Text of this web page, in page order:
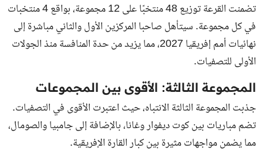
تضمنت القرعة توزيع 48 منتخبًا على 12 مجموعة، بواقع 4 منتخبات
في كل مجموعة. سيتأهل صاحبا المركزين الأول والثاني مباشرة إلى
نهائيات أمم إفريقيا 2027، مما يزيد من حدة المنافسة منذ الجولات
الأولى للتصفيات.
المجموعة الثالثة: الأقوى بين المجموعات
جذبت المجموعة الثالثة الانتباه، حيث اعتبرت الأقوى في التصفيات.
تضم مباريات بين كوت ديفوار وغانا، بالإضافة إلى جامبيا والصومال،
مما يضمن مواجهات مثيرة بين كبار القارة الإفريقية.